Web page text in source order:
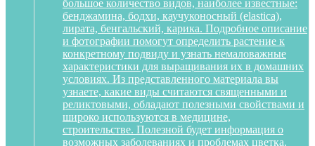
большое количество видов, наиболее известные:
бенджамина, бодхи, каучуконосный (elastica),
лирата, бенгальский, карика. Подробное описание
и фотографии помогут определить растение к
конкретному подвиду и узнать немаловажные
характеристики для выращивания их в домашних
условиях. Из представленного материала вы
узнаете, какие виды считаются священными и
реликтовыми, обладают полезными свойствами и
широко используются в медицине,
строительстве. Полезной будет информация о
возможных заболеваниях и проблемах цветка.